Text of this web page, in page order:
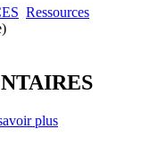
Ressources